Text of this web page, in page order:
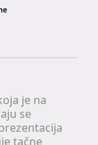
je na
se
tačne